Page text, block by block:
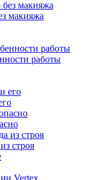
макияжа
работы
строя